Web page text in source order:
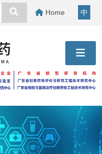
Home 中